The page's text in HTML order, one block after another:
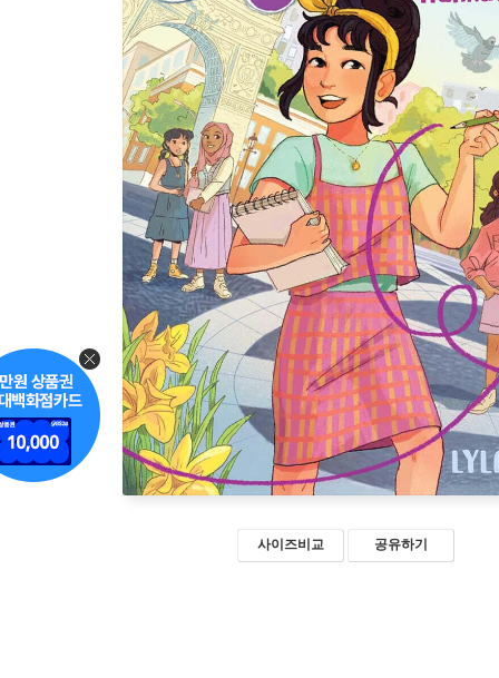
사이즈비교 공유하기